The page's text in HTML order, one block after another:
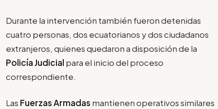
Durante la intervención también fueron detenidas
cuatro personas, dos ecuatorianos y dos ciudadanos
extranjeros, quienes quedaron a disposición de la
Policía Judicial para el inicio del proceso
correspondiente.
Las Fuerzas Armadas mantienen operativos similares